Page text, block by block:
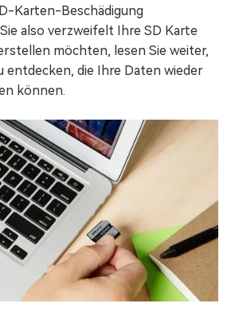
Karten-Beschädigung
also verzweifelt Ihre SD Karte
möchten, lesen Sie weiter,
entdecken, die Ihre Daten wieder
können.